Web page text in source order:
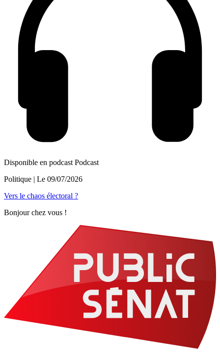
Disponible en podcast Podcast
Politique | Le 09/07/2026
Vers le chaos électoral ?
Bonjour chez vous !